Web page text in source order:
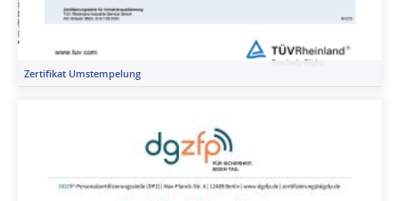
Zertifikat Umstempelung